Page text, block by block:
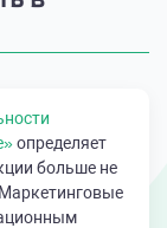
определяет
больше не